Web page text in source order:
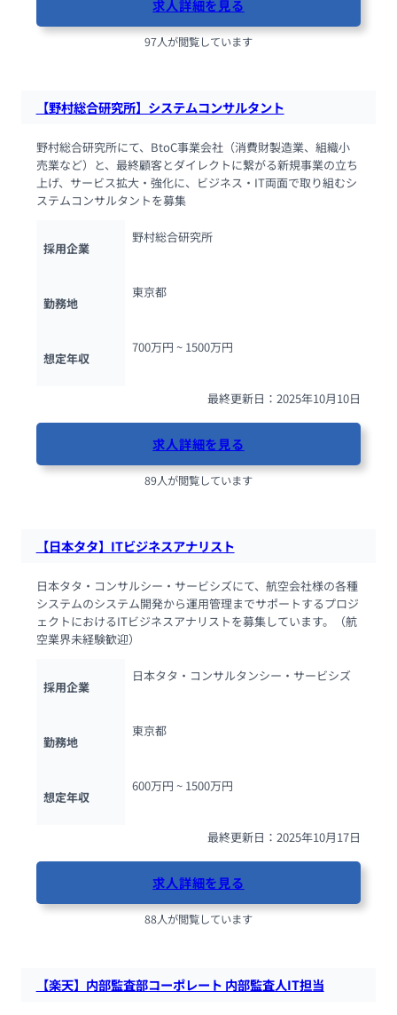
求人詳細を見る
97人が閲覧しています
【野村総合研究所】システムコンサルタント
野村総合研究所にて、BtoC事業会社（消費財製造業、組織小
売業など）と、最終顧客とダイレクトに繋がる新規事業の立ち
上げ、サービス拡大・強化に、ビジネス・IT両面で取り組むシ
ステムコンサルタントを募集
採用企業
野村総合研究所
勤務地
東京都
想定年収
700万円 ~ 1500万円
最終更新日：2025年10月10日
求人詳細を見る
89人が閲覧しています
【日本タタ】ITビジネスアナリスト
日本タタ・コンサルシー・サービシズにて、航空会社様の各種
システムのシステム開発から運用管理までサポートするプロジ
ェクトにおけるITビジネスアナリストを募集しています。（航
空業界未経験歓迎）
採用企業
日本タタ・コンサルタンシー・サービシズ
勤務地
東京都
想定年収
600万円 ~ 1500万円
最終更新日：2025年10月17日
求人詳細を見る
88人が閲覧しています
【楽天】内部監査部コーポレート 内部監査人IT担当